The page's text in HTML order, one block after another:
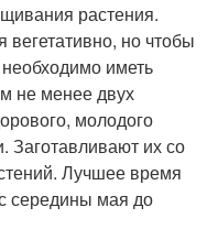
растения.
но чтобы
иметь
не менее двух
молодого
Заготавливают их со
Лучшее время
середины мая до